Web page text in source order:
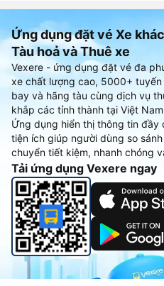
Ứng dụng đặt vé Xe
Tàu hoả và Thuê xe
Vexere - ứng dụng đặt vé đa
xe chất lượng cao, 5000+
bay và hãng tàu cùng dịch vụ
khắp các tỉnh thành tại Việt
Ứng dụng hiển thị thông tin đầy
tiện ích giúp người dùng so
chuyển tiết kiệm, nhanh chóng
Tải ứng dụng Vexere ngay